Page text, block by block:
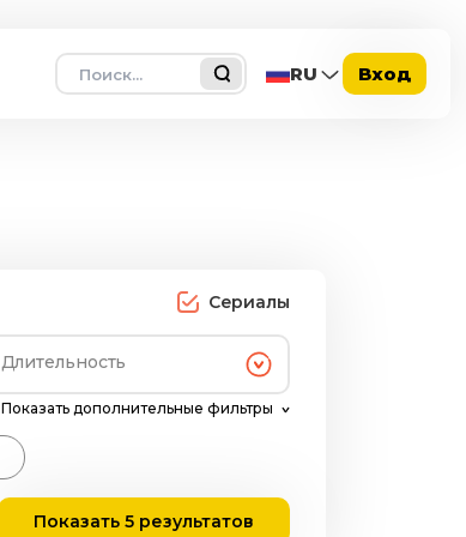
Поиск RU Вход
Сериалы
Длительность
Показать дополнительные фильтры
Показать 5 результатов